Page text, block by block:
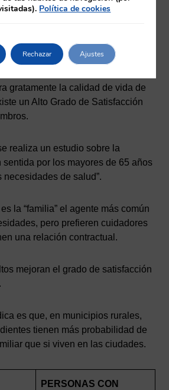
alimentarios deficitarios,
gratamente la calidad de vida de
un Alto Grado de Satisfacción
realiza un estudio sobre la
sentida por los mayores de 65 años
necesidades de salud”.
la “familia” el agente más común
pero prefieren cuidadores
una relación contractual.
mejoran el grado de satisfacción
es que, en municipios rurales,
tienen más probabilidad de
que si viven en las ciudades.
PERSONAS CON
Política de cookies
Rechazar Ajustes